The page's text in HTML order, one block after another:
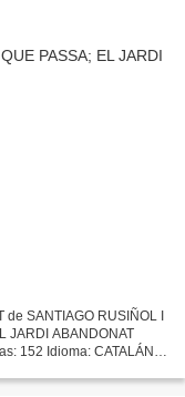
de SANTIAGO RUSIÑOL I
JARDI ABANDONAT
152 Idioma: CATALÁN